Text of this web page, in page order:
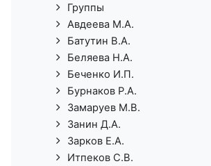
Группы
Авдеева М.А.
Батутин В.А.
Беляева Н.А.
Беченко И.П.
Бурнаков Р.А.
Замаруев М.В.
Занин Д.А.
Зарков Е.А.
Итпеков С.В.